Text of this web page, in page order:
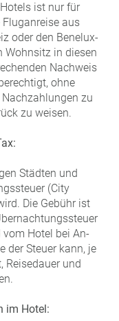
ist nur für
aus
oder den Benelux-
Wohnsitz in diesen
Nachweis
ohne
zu
zu weisen.
Städten und
(City
Die Gebühr ist
Hotel bei An-
der Steuer kann, je
Reisedauer und
im Hotel: